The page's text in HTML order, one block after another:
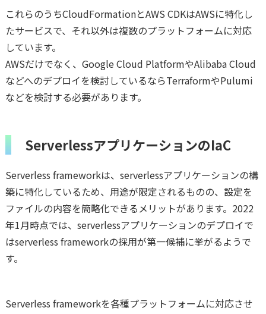
これらのうちCloudFormationとAWS CDKはAWSに特化し
たサービスで、それ以外は複数のプラットフォームに対応
しています。
AWSだけでなく、Google Cloud PlatformやAlibaba Cloud
などへのデプロイを検討しているならTerraformやPulumi
などを検討する必要があります。
ServerlessアプリケーションのIaC
Serverless frameworkは、serverlessアプリケーションの構
築に特化しているため、用途が限定されるものの、設定を
ファイルの内容を簡略化できるメリットがあります。2022
年1月時点では、serverlessアプリケーションのデプロイで
はserverless frameworkの採用が第一候補に挙がるようで
す。
Serverless frameworkを各種プラットフォームに対応させ